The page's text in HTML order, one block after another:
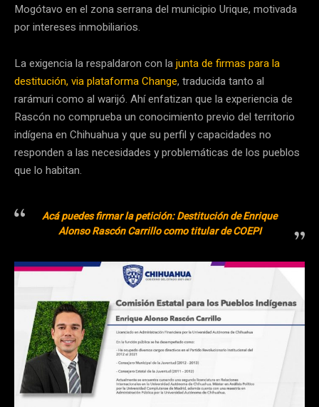
Mogótavo en el zona serrana del municipio Urique, motivada
por intereses inmobiliarios.
La exigencia la respaldaron con lajunta de firmas para la
destitución, via plataforma Change, traducida tanto al
rarámuri como al warijó. Ahí enfatizan que la experiencia de
Rascón no comprueba un conocimiento previo del territorio
indígena en Chihuahua y que su perfil y capacidades no
responden a las necesidades y problemáticas de los pueblos
que lo habitan.
Acá puedes firmar la petición: Destitución de Enrique
Alonso Rascón Carrillo como titular de COEPI